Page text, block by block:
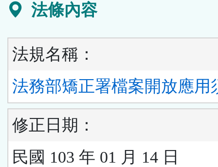
法條內容
法規名稱：
法務部矯正署檔案開放應用
修正日期：
民國 103 年 01 月 14 日